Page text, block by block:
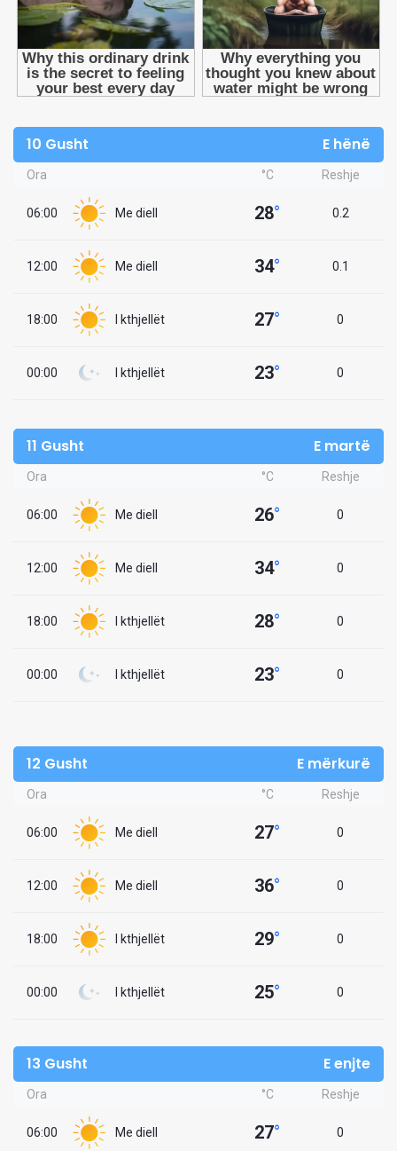
10 Gusht E hënë
Ora °C Reshje
06:00 Me diell 28° 0.2
12:00 Me diell 34° 0.1
18:00 I kthjellët 27° 0
00:00 I kthjellët 23° 0
11 Gusht E martë
Ora °C Reshje
06:00 Me diell 26° 0
12:00 Me diell 34° 0
18:00 I kthjellët 28° 0
00:00 I kthjellët 23° 0
12 Gusht E mërkurë
Ora °C Reshje
06:00 Me diell 27° 0
12:00 Me diell 36° 0
18:00 I kthjellët 29° 0
00:00 I kthjellët 25° 0
13 Gusht E enjte
Ora °C Reshje
06:00 Me diell 27° 0